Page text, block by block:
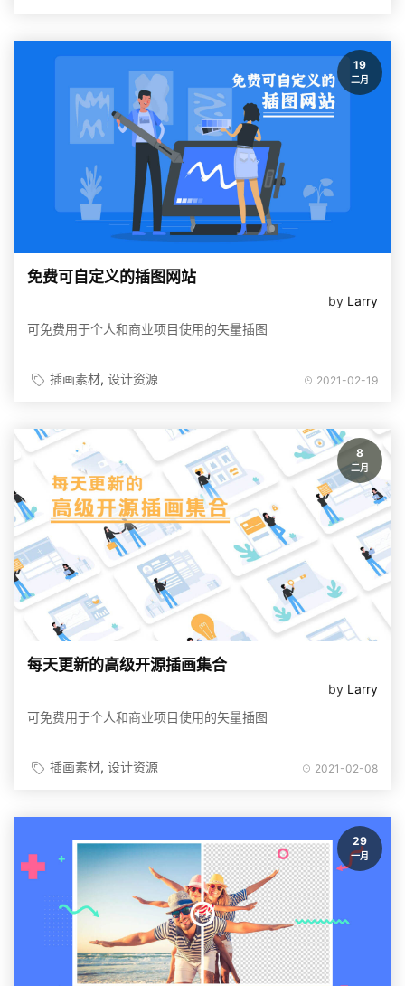
19
二月
免费可自定义的插图网站
by Larry
可免费用于个人和商业项目使用的矢量插图
插画素材 设计资源 2021-02-19
8
二月
每天更新的高级开源插画集合
by Larry
可免费用于个人和商业项目使用的矢量插图
插画素材 设计资源 2021-02-08
29
一月